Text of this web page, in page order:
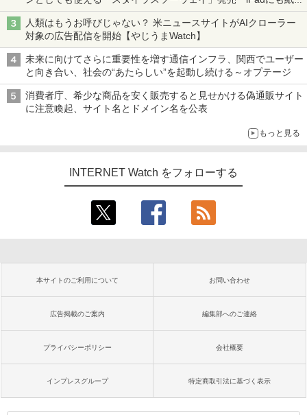
も、持ち替えずに書き込める
人類はもうお呼びじゃない？ 米ニュースサイトがAIクローラー
対象の広告配信を開始【やじうまWatch】
未来に向けてさらに重要性を増す通信インフラ、関西でユーザー
と向き合い、社会の“あたらしい”を起動し続ける～オプテージ
消費者庁、希少な商品を安く販売すると見せかける偽通販サイト
に注意喚起、サイト名とドメイン名を公表
もっと見る
INTERNET Watch をフォローする
本サイトのご利用について お問い合わせ
広告掲載のご案内 編集部へのご連絡
プライバシーポリシー 会社概要
インプレスグループ 特定商取引法に基づく表示